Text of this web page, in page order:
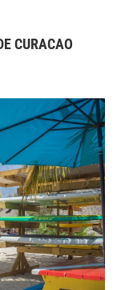
CURACAO